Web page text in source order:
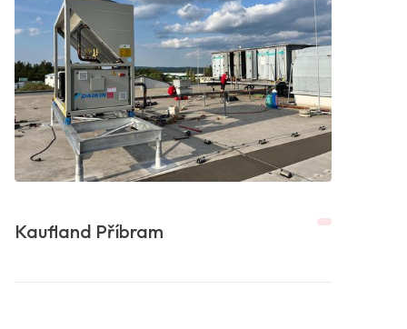
Kaufland Příbram